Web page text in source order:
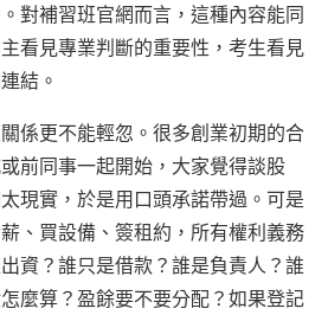
對補習班官網而言，這種內容能同
看見專業判斷的重要性，考生看見
結。
係更不能輕忽。很多創業初期的合
前同事一起開始，大家覺得談股
現實，於是用口頭承諾帶過。可是
、買設備、簽租約，所有權利義務
資？誰只是借款？誰是負責人？誰
麼算？盈餘要不要分配？如果登記